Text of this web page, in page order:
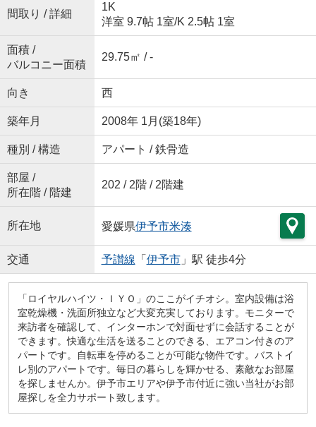
間取り / 詳細
1K
洋室 9.7帖 1室/K 2.5帖 1室
面積 /
バルコニー面積
29.75㎡ / -
向き 西
築年月 2008年 1月(築18年)
種別 / 構造 アパート / 鉄骨造
部屋 /
所在階 / 階建
202 / 2階 / 2階建
所在地 愛媛県伊予市米湊
交通 予讃線 「 伊予市」駅 徒歩4分
「ロイヤルハイツ・ＩＹＯ」のここがイチオシ。室内設備は浴
室乾燥機・洗面所独立など大変充実しております。モニターで
来訪者を確認して、インターホンで対面せずに会話することが
できます。快適な生活を送ることのできる、エアコン付きのア
パートです。自転車を停めることが可能な物件です。バストイ
レ別のアパートです。毎日の暮らしを輝かせる、素敵なお部屋
を探しませんか。伊予市エリアや伊予市付近に強い当社がお部
屋探しを全力サポート致します。